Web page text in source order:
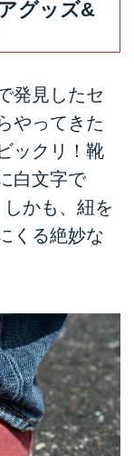
グッズ&
発見したセ
やってきた
ックリ！靴
白文字で
かも、紐を
くる絶妙な